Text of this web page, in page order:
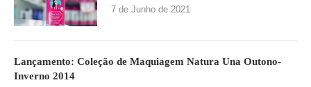
7 de Junho de 2021
Lançamento: Coleção de Maquiagem Natura Una Outono-
Inverno 2014